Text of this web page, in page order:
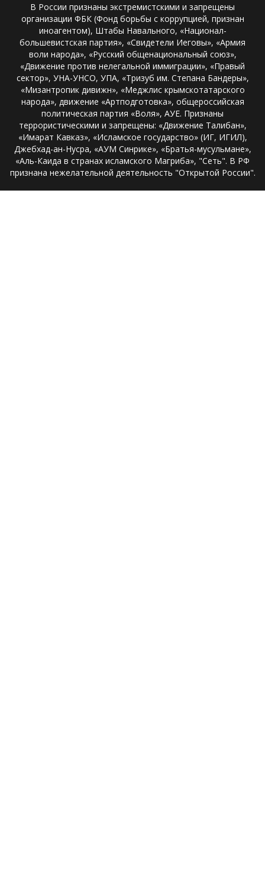
В России признаны экстремистскими и запрещены
организации ФБК (Фонд борьбы с коррупцией, признан
иноагентом), Штабы Навального, «Национал-
большевистская партия», «Свидетели Иеговы», «Армия
воли народа», «Русский общенациональный союз»,
«Движение против нелегальной иммиграции», «Правый
сектор», УНА-УНСО, УПА, «Тризуб им. Степана Бандеры»,
«Мизантропик дивижн», «Меджлис крымскотатарского
народа», движение «Артподготовка», общероссийская
политическая партия «Воля», АУЕ. Признаны
террористическими и запрещены: «Движение Талибан»,
«Имарат Кавказ», «Исламское государство» (ИГ, ИГИЛ),
Джебхад-ан-Нусра, «АУМ Синрике», «Братья-мусульмане»,
«Аль-Каида в странах исламского Магриба», "Сеть". В РФ
признана нежелательной деятельность "Открытой России".